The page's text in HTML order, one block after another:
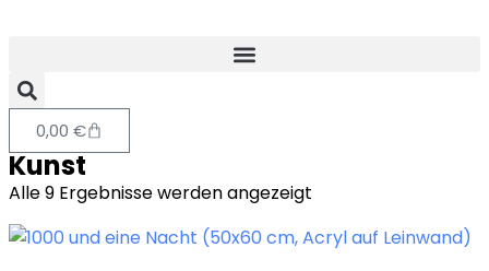
0,00 €
Kunst
Alle 9 Ergebnisse werden angezeigt